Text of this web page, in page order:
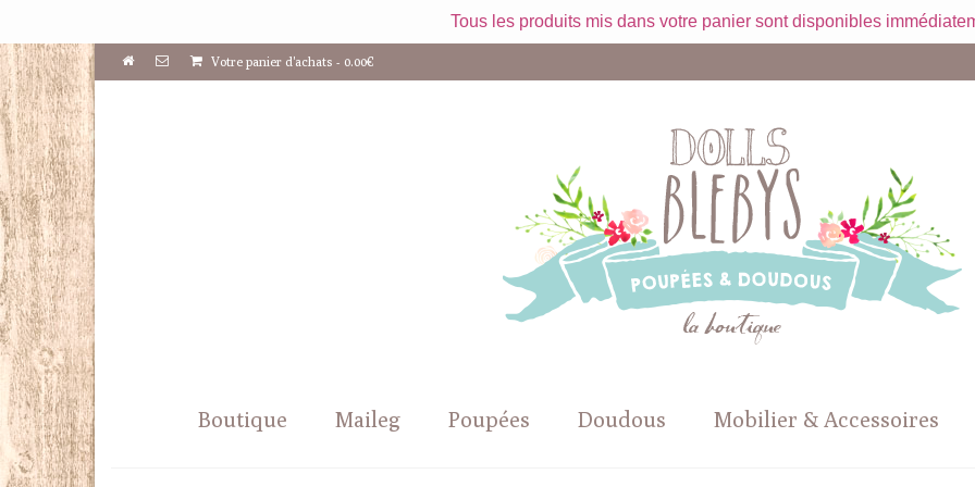
Tous les produits mis dans votre panier sont disponibles
Votre panier d'achats - 0.00€
Boutique Maileg Poupées Doudous Mobilier & Accessoires